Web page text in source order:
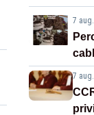
7
7